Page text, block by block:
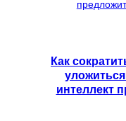
Как
интеллект